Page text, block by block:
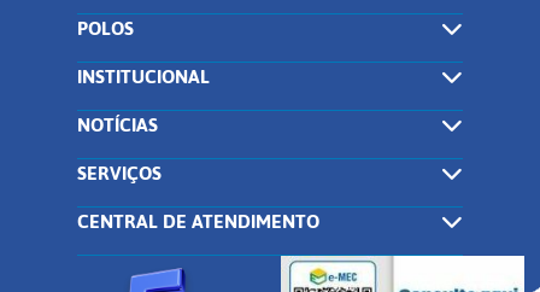
POLOS
INSTITUCIONAL
NOTÍCIAS
SERVIÇOS
CENTRAL DE ATENDIMENTO